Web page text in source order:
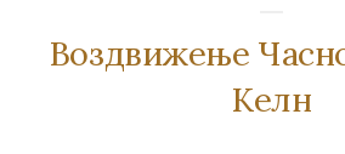
Воздвижење
Келн